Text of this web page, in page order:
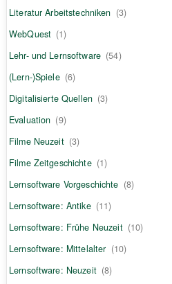
Literatur Arbeitstechniken (3)
WebQuest (1)
Lehr- und Lernsoftware (54)
(Lern-)Spiele (6)
Digitalisierte Quellen (3)
Evaluation (9)
Filme Neuzeit (3)
Filme Zeitgeschichte (1)
Lernsoftware Vorgeschichte (8)
Lernsoftware: Antike (11)
Lernsoftware: Frühe Neuzeit (10)
Lernsoftware: Mittelalter (10)
Lernsoftware: Neuzeit (8)